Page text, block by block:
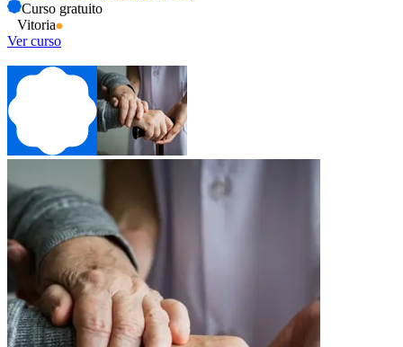
Curso gratuito
Vitoria
Ver curso